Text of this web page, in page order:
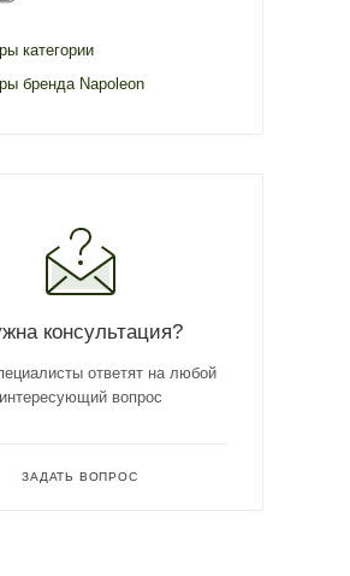
категории
бренда Napoleon
консультация?
ответят на любой
интересующий вопрос
ЗАДАТЬ ВОПРОС